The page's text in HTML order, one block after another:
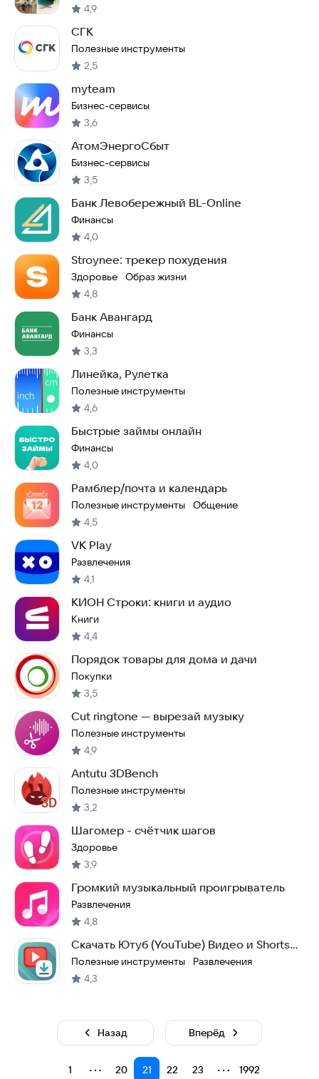
4,9
СГК
Полезные инструменты
2,5
myteam
Бизнес-сервисы
3,6
АтомЭнергоСбыт
Бизнес-сервисы
3,5
Банк Левобережный BL-Online
Финансы
4,0
Stroynee: трекер похудения
Здоровье · Образ жизни
4,8
Банк Авангард
Финансы
3,3
Линейка, Рулетка
Полезные инструменты
4,6
Быстрые займы онлайн
Финансы
4,0
Рамблер/почта и календарь
Полезные инструменты · Общение
4,5
VK Play
Развлечения
4,1
КИОН Строки: книги и аудио
Книги
4,4
Порядок товары для дома и дачи
Покупки
3,5
Cut ringtone — вырезай музыку
Полезные инструменты
4,9
Antutu 3DBench
Полезные инструменты
3,2
Шагомер - счётчик шагов
Здоровье
3,9
Громкий музыкальный проигрыватель
Развлечения
4,8
Cкачать Ютуб (YouTube) Видео и Shorts
YTLoad
Полезные инструменты · Развлечения
4,3
Назад
1 ⋯ 20 21 22 23 ⋯ 1992
Вперёд